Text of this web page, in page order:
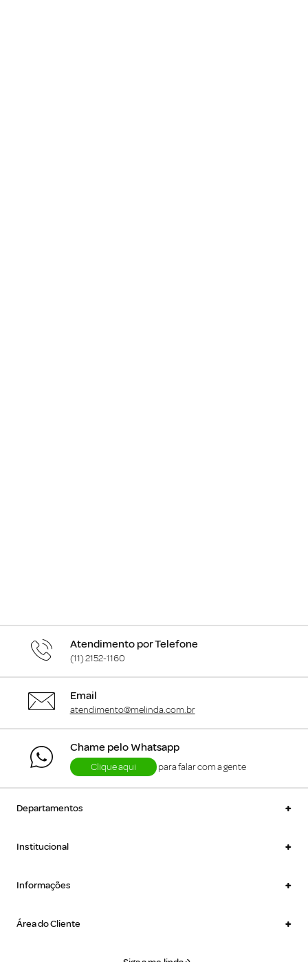
Atendimento por Telefone
(11) 2152-1160
Email
atendimento@melinda.com.br
Chame pelo Whatsapp
Clique aqui para falar com a gente
Departamentos +
Institucional +
Informações +
Área do Cliente +